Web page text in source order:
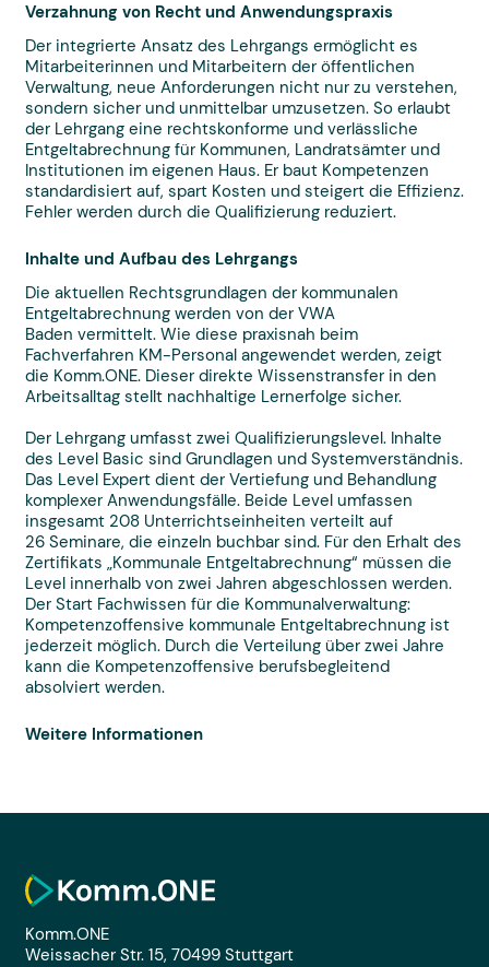
Verzahnung von Recht und Anwendungspraxis
Der integrierte Ansatz des Lehrgangs ermöglicht es
Mitarbeiterinnen und Mitarbeitern der öffentlichen
Verwaltung, neue Anforderungen nicht nur zu verstehen,
sondern sicher und unmittelbar umzusetzen. So erlaubt
der Lehrgang eine rechtskonforme und verlässliche
Entgeltabrechnung für Kommunen, Landratsämter und
Institutionen im eigenen Haus. Er baut Kompetenzen
standardisiert auf, spart Kosten und steigert die Effizienz.
Fehler werden durch die Qualifizierung reduziert.
Inhalte und Aufbau des Lehrgangs
Die aktuellen Rechtsgrundlagen der kommunalen
Entgeltabrechnung werden von der VWA
Baden vermittelt. Wie diese praxisnah beim
Fachverfahren KM-Personal angewendet werden, zeigt
die Komm.ONE. Dieser direkte Wissenstransfer in den
Arbeitsalltag stellt nachhaltige Lernerfolge sicher.
Der Lehrgang umfasst zwei Qualifizierungslevel. Inhalte
des Level Basic sind Grundlagen und Systemverständnis.
Das Level Expert dient der Vertiefung und Behandlung
komplexer Anwendungsfälle. Beide Level umfassen
insgesamt 208 Unterrichtseinheiten verteilt auf
26 Seminare, die einzeln buchbar sind. Für den Erhalt des
Zertifikats „Kommunale Entgeltabrechnung“ müssen die
Level innerhalb von zwei Jahren abgeschlossen werden.
Der Start Fachwissen für die Kommunalverwaltung:
Kompetenzoffensive kommunale Entgeltabrechnung ist
jederzeit möglich. Durch die Verteilung über zwei Jahre
kann die Kompetenzoffensive berufsbegleitend
absolviert werden.
Weitere Informationen
Komm.ONE
Weissacher Str. 15, 70499 Stuttgart